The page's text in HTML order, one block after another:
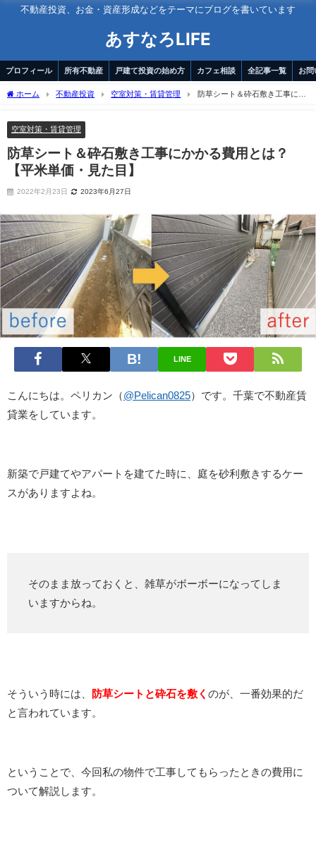
不動産投資、お金・資産形成などをテーマにブログを書いています
あすなろLIFE
プロフィール 所有不動産 戸建て投資の始め方 カフェ相談 全記事一覧 お
ホーム 不動産投資 空室対策・賃貸管理
防草シート＆砕石敷き工事にか
空室対策・賃貸管理
防草シート＆砕石敷き工事にかかる費用とは？
【平米単価・見た目】
2022年2月23日 2023年6月27日
LINE
こんにちは。ペリカン（ @Pelican0825）です。千葉で不動産賃
貸業をしています。
新築で戸建てやアパートを建てた時に、庭を砂利敷きするケー
スがありますよね。
そのまま放っておくと、雑草がボーボーになってしま
いますからね。
そういう時には、 防草シートと砕石を敷く のが、一番効果的だ
と言われています。
ということで、今回私の物件で工事してもらったときの費用に
ついて解説します。